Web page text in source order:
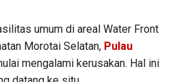
umum di areal Water Front
Morotai Selatan, Pulau
mengalami kerusakan. Hal ini